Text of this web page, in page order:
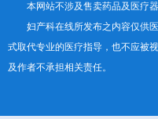
本网站不涉及售卖药品及医疗
妇产科在线所发布之内容仅供
式取代专业的医疗指导，也不应被
及作者不承担相关责任。